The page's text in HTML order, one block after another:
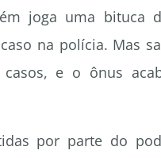
joga uma bituca
na polícia. Mas
e o ônus
por parte do